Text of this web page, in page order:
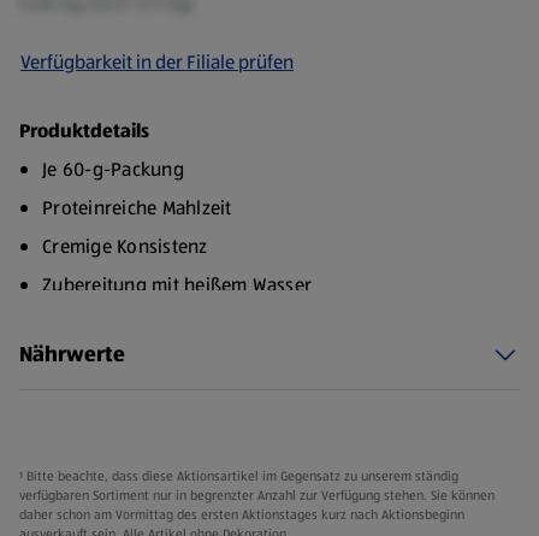
Verfügbarkeit in der Filiale prüfen
Produktdetails
Je 60-g-Packung
Proteinreiche Mahlzeit
Cremige Konsistenz
Zubereitung mit heißem Wasser
Nährwerte
¹ Bitte beachte, dass diese Aktionsartikel im Gegensatz zu unserem ständig
verfügbaren Sortiment nur in begrenzter Anzahl zur Verfügung stehen. Sie können
daher schon am Vormittag des ersten Aktionstages kurz nach Aktionsbeginn